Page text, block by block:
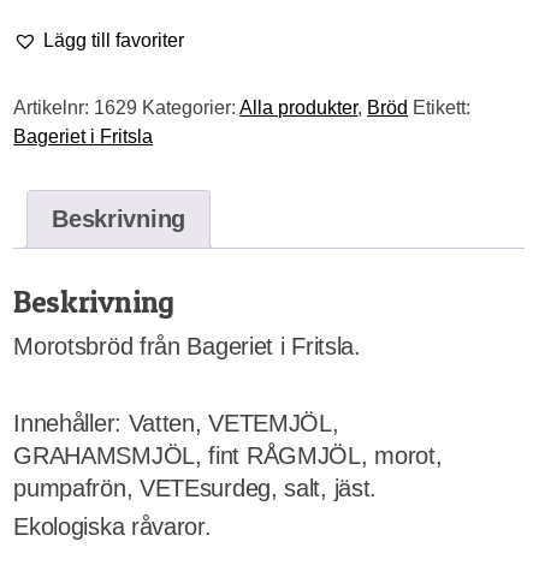
Lägg till favoriter
Artikelnr: 1629 Kategorier:Alla produkter, Bröd Etikett:
Bageriet i Fritsla
Beskrivning
Beskrivning
Morotsbröd från Bageriet i Fritsla.
Innehåller: Vatten, VETEMJÖL,
GRAHAMSMJÖL, fint RÅGMJÖL, morot,
pumpafrön, VETEsurdeg, salt, jäst.
Ekologiska råvaror.